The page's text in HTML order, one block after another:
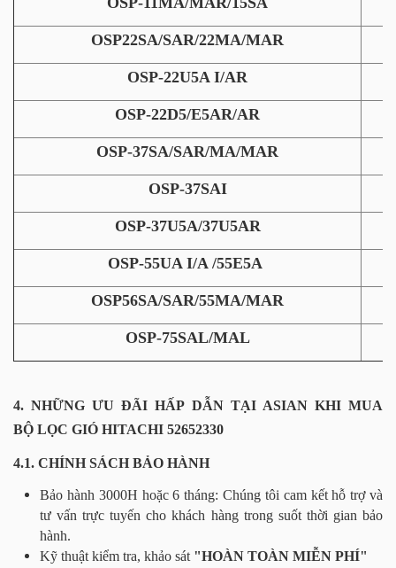
OSP22SA/SAR/22MA/MAR
OSP-22U5A I/AR
OSP-22D5/E5AR/AR
OSP-37SA/SAR/MA/MAR
OSP-37SAI
OSP-37U5A/37U5AR
OSP-55UA I/A /55E5A
OSP56SA/SAR/55MA/MAR
OSP-75SAL/MAL
4. NHỮNG ƯU ĐÃI HẤP DẪN TẠI ASIAN KHI MUA
BỘ LỌC GIÓ HITACHI 52652330
4.1. CHÍNH SÁCH BẢO HÀNH
Bảo hành 3000H hoặc 6 tháng: Chúng tôi cam kết hỗ trợ và
tư vấn trực tuyến cho khách hàng trong suốt thời gian bảo
hành.
Kỹ thuật kiểm tra, khảo sát "HOÀN TOÀN MIỄN PHÍ"